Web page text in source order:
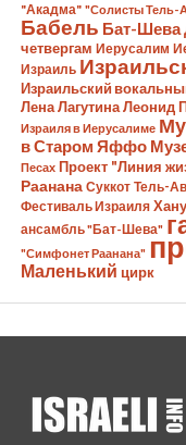
"Акадма" "Солисты Тель-
Бабель Бат-Шева
четвергам Иерусалим
Израиль
Израильский
Лена Лагутина Леонид
Израиля в Иерусалиме
в Старом Яффо
Песах Проект "Линия
Раанана Суккот Тель-
Фестиваль Израиля
ансамбль "Бат-Шева"
"Симфонет Раанана"
Маленький цирк